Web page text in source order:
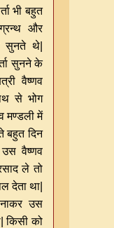
भी बहुत
ग्रन्थ और
सुनते थे
सुनने के
वैष्णव
से भोग
मण्डली में
बहुत दिन
वैष्णव
ले तो
देता था
उस
|किसी को